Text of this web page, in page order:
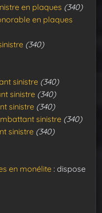
en plaques (340)
en plaques
(340)
sinistre (340)
sinistre (340)
sinistre (340)
sinistre (340)
sinistre (340)
en monélite : dispose